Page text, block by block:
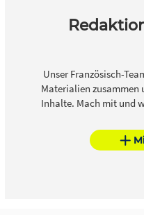
Unser Französisch-
Materialien zusammen
Inhalte. Mach mit und